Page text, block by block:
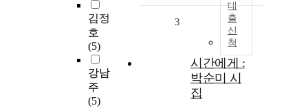
김정
호
(5)
강남
주
(5)
대
출
신
청
3
시간에게 :
박순미 시
집